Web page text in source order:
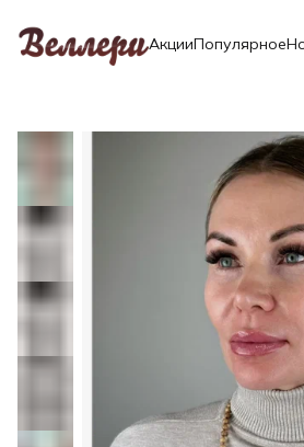
АкцииПопулярное